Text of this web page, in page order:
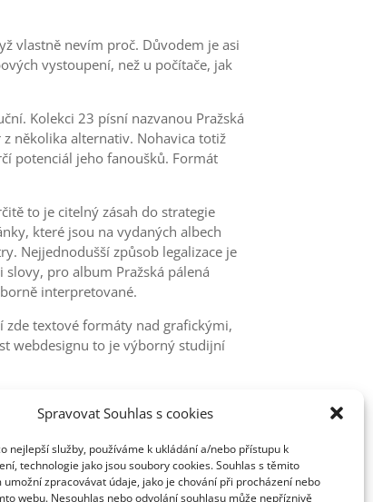
Spravovat Souhlas s cookies
nejlepší služby, používáme k ukládání a/nebo přístupu k
technologie jako jsou soubory cookies. Souhlas s těmito
zpracovávat údaje, jako je chování při procházení nebo
webu. Nesouhlas nebo odvolání souhlasu může nepříznivě
vlastně nevím proč. Důvodem je asi
vystoupení, než u počítače, jak
Kolekci 23 písní nazvanou Pražská
několika alternativ. Nohavica totiž
potenciál jeho fanoušků. Formát
to je citelný zásah do strategie
které jsou na vydaných albech
Nejjednodušší způsob legalizace je
pro album Pražská pálená
interpretované.
zde textové formáty nad grafickými,
webdesignu to je výborný studijní